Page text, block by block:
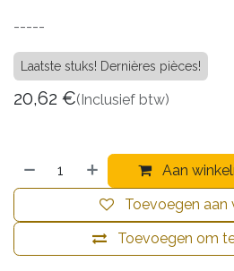
-----
Laatste stuks! Dernières pièces!
20,62 €(Inclusief btw)
Aan
Toevoegen om
Toevoegen aan